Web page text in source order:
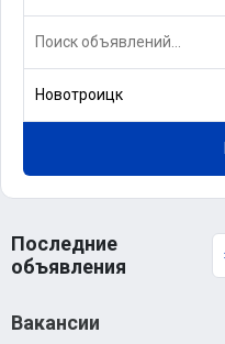
Новотроицк
Последние
объявления
Вакансии